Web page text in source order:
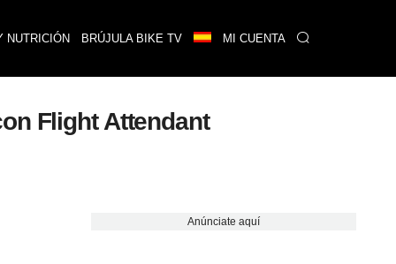
NUTRICIÓN BRÚJULA BIKE TV MI CUENTA
Flight Attendant
Anúnciate aquí